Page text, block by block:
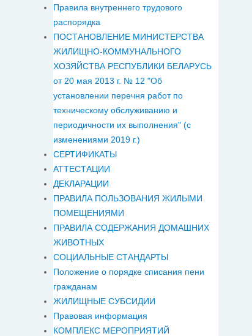
Правила внутреннего трудового
распорядка
ПОСТАНОВЛЕНИЕ МИНИСТЕРСТВА
ЖИЛИЩНО-КОММУНАЛЬНОГО
ХОЗЯЙСТВА РЕСПУБЛИКИ БЕЛАРУСЬ
от 20 мая 2013 г. № 12 "Об
установлении перечня работ по
техническому обслуживанию и
периодичности их выполнения" (с
изменениями 2019 г.)
СЕРТИФИКАТЫ
АТТЕСТАЦИИ
ДЕКЛАРАЦИИ
ПРАВИЛА ПОЛЬЗОВАНИЯ ЖИЛЫМИ
ПОМЕЩЕНИЯМИ
ПРАВИЛА СОДЕРЖАНИЯ ДОМАШНИХ
ЖИВОТНЫХ
СОЦИАЛЬНЫЕ СТАНДАРТЫ
Положение о порядке списания пени
гражданам
ЖИЛИЩНЫЕ СУБСИДИИ
Правовая информация
КОМПЛЕКС МЕРОПРИЯТИЙ